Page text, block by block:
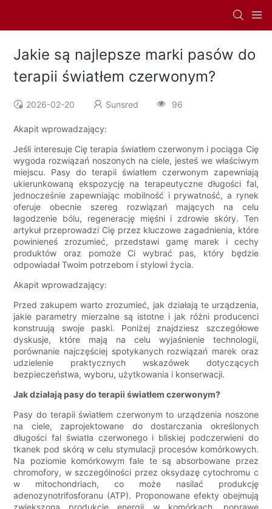
Jakie są najlepsze marki pasów do
terapii światłem czerwonym?
2026-02-20 Sunsred 96
Akapit wprowadzający:
Jeśli interesuje Cię terapia światłem czerwonym i pociąga Cię
wygoda rozwiązań noszonych na ciele, jesteś we właściwym
miejscu. Pasy do terapii światłem czerwonym zapewniają
ukierunkowaną ekspozycję na terapeutyczne długości fal,
jednocześnie zapewniając mobilność i prywatność, a rynek
oferuje obecnie szereg rozwiązań mających na celu
łagodzenie bólu, regenerację mięśni i zdrowie skóry. Ten
artykuł przeprowadzi Cię przez kluczowe zagadnienia, które
powinieneś zrozumieć, przedstawi gamę marek i cechy
produktów oraz pomoże Ci wybrać pas, który będzie
odpowiadał Twoim potrzebom i stylowi życia.
Akapit wprowadzający:
Przed zakupem warto zrozumieć, jak działają te urządzenia,
jakie parametry mierzalne są istotne i jak różni producenci
konstruują swoje paski. Poniżej znajdziesz szczegółowe
dyskusje, które mają na celu wyjaśnienie technologii,
porównanie najczęściej spotykanych rozwiązań marek oraz
udzielenie praktycznych wskazówek dotyczących
bezpieczeństwa, wyboru, użytkowania i konserwacji.
Jak działają pasy do terapii światłem czerwonym?
Pasy do terapii światłem czerwonym to urządzenia noszone
na ciele, zaprojektowane do dostarczania określonych
długości fal światła czerwonego i bliskiej podczerwieni do
tkanek pod skórą w celu stymulacji procesów komórkowych.
Na poziomie komórkowym fale te są absorbowane przez
chromofory, w szczególności przez oksydazę cytochromu c
w mitochondriach, co może nasilać produkcję
adenozynotrifosforanu (ATP). Proponowane efekty obejmują